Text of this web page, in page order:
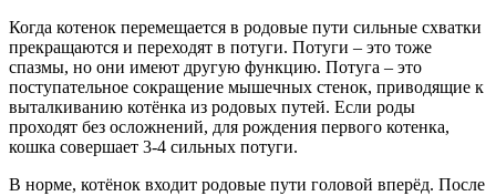
Когда котенок перемещается в родовые пути сильные схватки
прекращаются и переходят в потуги. Потуги – это тоже
спазмы, но они имеют другую функцию. Потуга – это
поступательное сокращение мышечных стенок, приводящие к
выталкиванию котёнка из родовых путей. Если роды
проходят без осложнений, для рождения первого котенка,
кошка совершает 3-4 сильных потуги.
В норме, котёнок входит родовые пути головой вперёд. После